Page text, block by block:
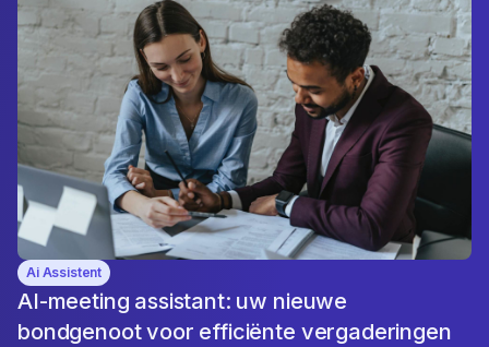
Ai Assistent
AI-meeting assistant: uw nieuwe
bondgenoot voor efficiënte vergaderingen